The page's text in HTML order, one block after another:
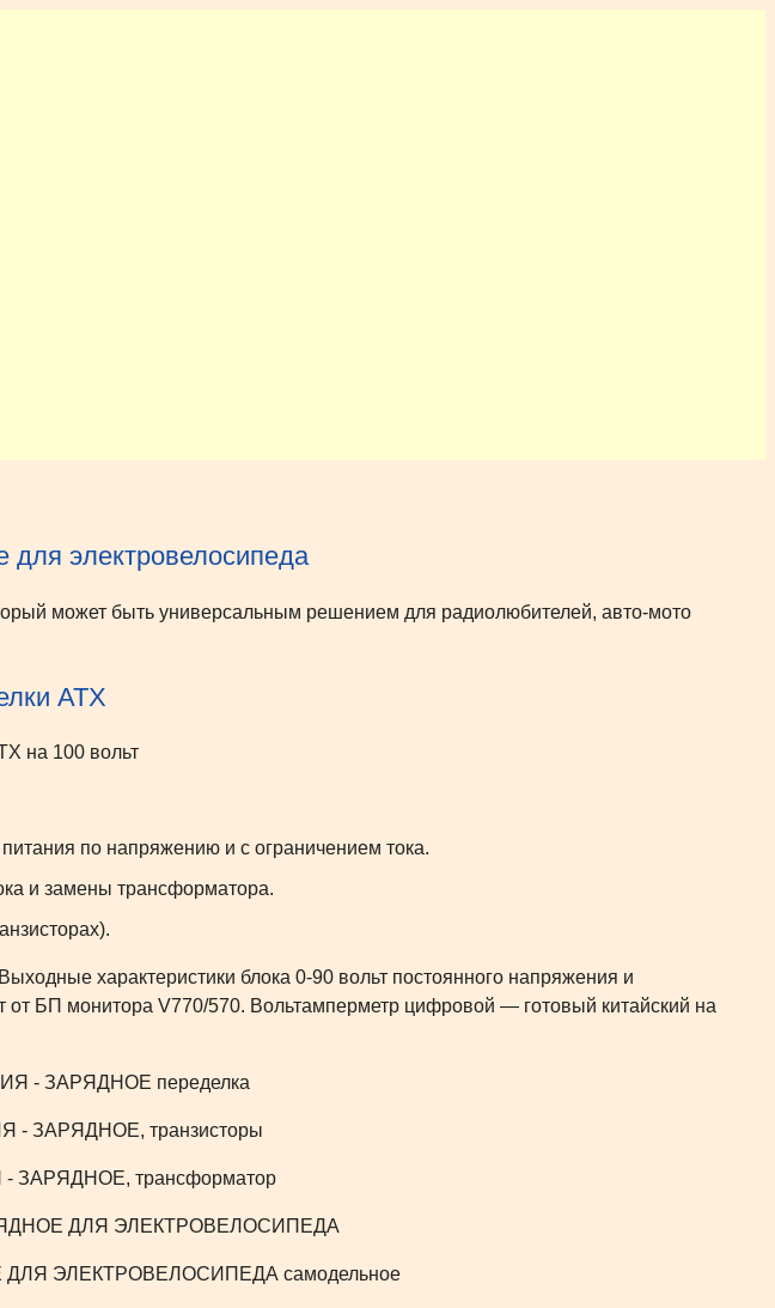
электровелосипеда
может быть универсальным решением для радиолюбителей, авто-мото
ATX
по напряжению и с ограничением тока.
и замены трансформатора.
характеристики блока 0-90 вольт постоянного напряжения и
от БП монитора V770/570. Вольтамперметр цифровой — готовый китайский на